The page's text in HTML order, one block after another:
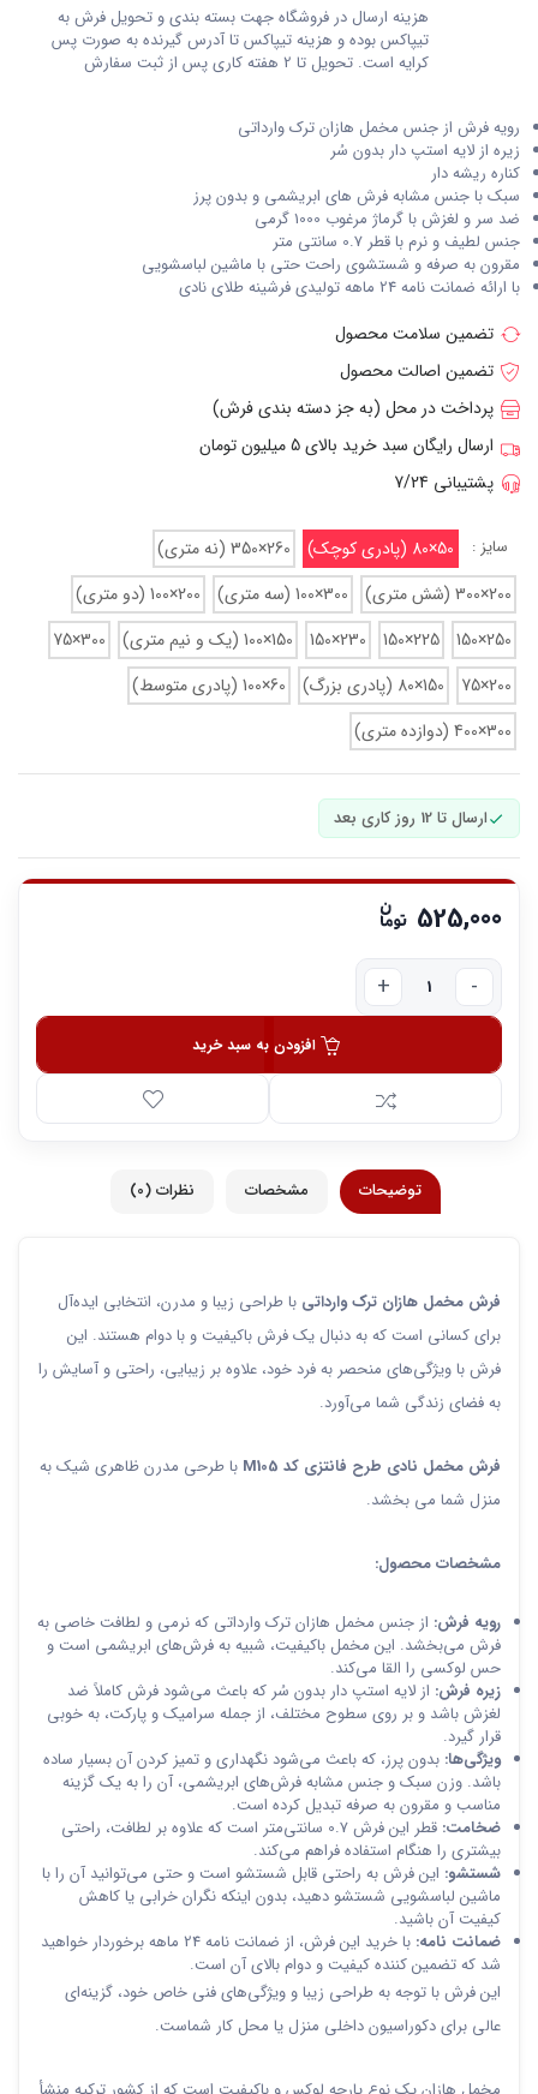
هزینه ارسال در فروشگاه جهت بسته بندی و تحویل فرش به
تیپاکس بوده و هزینه تیپاکس تا آدرس گیرنده به صورت پس
کرایه است. تحویل تا 2 هفته کاری پس از ثبت سفارش
رویه فرش از جنس مخمل هازان ترک وارداتی
زیره از لایه استپ دار بدون سُر
کناره ریشه دار
سبک با جنس مشابه فرش های ابریشمی و بدون پرز
ضد سر و لغزش با گرماژ مرغوب 1000 گرمی
جنس لطیف و نرم با قطر 0.7 سانتی متر
مقرون به صرفه و شستشوی راحت حتی با ماشین لباسشویی
با ارائه ضمانت نامه 24 ماهه تولیدی فرشینه طلای نادی
تضمین سلامت محصول
تضمین اصالت محصول
پرداخت در محل (به جز دسته بندی فرش)
ارسال رایگان سبد خرید بالای 5 میلیون تومان
پشتیبانی 7/24
سایز : 50×80 (پادری کوچک)
260×350 (نه متری)
200×300 (شش متری)
300×100 (سه متری)
200×100 (دو متری)
250×150
225×150
230×150 150×100 (یک و نیم متری)
300×75
200×75
150×80 (پادری بزرگ)
60×100 (پادری متوسط)
300×400 (دوازده متری)
ارسال تا 12 روز کاری بعد
525,000
افزودن به سبد خرید
توضیحات مشخصات نظرات (0)
فرش مخمل هازان ترک وارداتی با طراحی زیبا و مدرن، انتخابی ایده‌آل
برای کسانی است که به دنبال یک فرش باکیفیت و با دوام هستند. این
فرش با ویژگی‌های منحصر به فرد خود، علاوه بر زیبایی، راحتی و آسایش را
به فضای زندگی شما می‌آورد.
فرش مخمل نادی طرح فانتزی کد M105
با طرحی مدرن ظاهری شیک به
منزل شما می بخشد.
مشخصات محصول:
رویه فرش: از جنس مخمل هازان ترک وارداتی که نرمی و لطافت خاصی به
فرش می‌بخشد. این مخمل باکیفیت، شبیه به فرش‌های ابریشمی است و
حس لوکسی را القا می‌کند.
زیره فرش: از لایه استپ دار بدون سُر که باعث می‌شود فرش کاملاً ضد
لغزش باشد و بر روی سطوح مختلف، از جمله سرامیک و پارکت، به خوبی
قرار گیرد.
ویژگی‌ها: بدون پرز، که باعث می‌شود نگهداری و تمیز کردن آن بسیار ساده
باشد. وزن سبک و جنس مشابه فرش‌های ابریشمی، آن را به یک گزینه
مناسب و مقرون به صرفه تبدیل کرده است.
ضخامت:
قطر این فرش 0.7 سانتی‌متر است که علاوه بر لطافت، راحتی
بیشتری را هنگام استفاده فراهم می‌کند.
شستشو: این فرش به راحتی قابل شستشو است و حتی می‌توانید آن را با
ماشین لباسشویی شستشو دهید، بدون اینکه نگران خرابی یا کاهش
کیفیت آن باشید.
ضمانت نامه:
با خرید این فرش، از ضمانت نامه 24 ماهه برخوردار خواهید
شد که تضمین کننده کیفیت و دوام بالای آن است.
این فرش با توجه به طراحی زیبا و ویژگی‌های فنی خاص خود، گزینه‌ای
عالی برای دکوراسیون داخلی منزل یا محل کار شماست.